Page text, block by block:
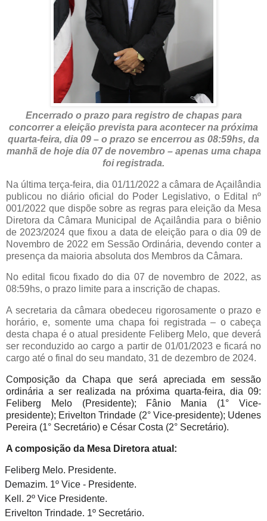
Encerrado o prazo para registro de chapas para
concorrer a eleição prevista para acontecer na próxima
quarta-feira, dia 09 – o prazo se encerrou as 08:59hs, da
manhã de hoje dia 07 de novembro – apenas uma chapa
foi registrada.
Na última terça-feira, dia 01/11/2022 a câmara de Açailândia
publicou no diário oficial do Poder Legislativo, o Edital nº
001/2022 que dispõe sobre as regras para eleição da Mesa
Diretora da Câmara Municipal de Açailândia para o biênio
de 2023/2024 que fixou a data de eleição para o dia 09 de
Novembro de 2022 em Sessão Ordinária, devendo conter a
presença da maioria absoluta dos Membros da Câmara.
No edital ficou fixado do dia 07 de novembro de 2022, as
08:59hs, o prazo limite para a inscrição de chapas.
A secretaria da câmara obedeceu rigorosamente o prazo e
horário, e, somente uma chapa foi registrada – o cabeça
desta chapa é o atual presidente Feliberg Melo, que deverá
ser reconduzido ao cargo a partir de 01/01/2023 e ficará no
cargo até o final do seu mandato, 31 de dezembro de 2024.
Composição da Chapa que será apreciada em sessão
ordinária a ser realizada na próxima quarta-feira, dia 09:
Feliberg Melo (Presidente); Fânio Mania (1° Vice-
presidente); Erivelton Trindade (2° Vice-presidente); Udenes
Pereira (1° Secretário) e César Costa (2° Secretário).
A composição da Mesa Diretora atual:
Feliberg Melo. Presidente.
Demazim. 1º Vice - Presidente.
Kell. 2º Vice Presidente.
Erivelton Trindade. 1º Secretário.